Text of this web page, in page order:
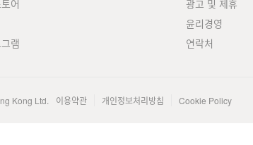
어
램
광고 및 제휴
윤리경영
연락처
Kong Ltd. 이용약관 개인정보처리방침 Cookie Policy